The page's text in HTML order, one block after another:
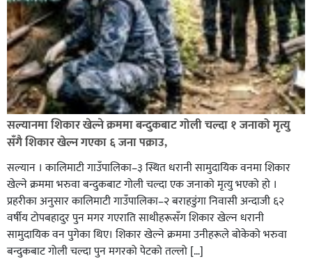
नेपाल प्रहरीमा जवानदेखि डिआईजीसम्म एक हजार ८४८ प्रहरीहरु
विभागीय कारवाहीमा,
घर–घरमा मेयर बन्छु भनेर काम गर्ने जन्मेपछि नै पालिका बन्छ :
सबिन प्रियासन चौधरी
सल्यानमा शिकार खेल्ने क्रममा बन्दुकबाट गोली चल्दा १ जनाको मृत्यु
सँगै शिकार खेल्न गएका ६ जना पक्राउ,
सल्यान । कालिमाटी गाउँपालिका–३ स्थित धरानी सामुदायिक वनमा शिकार
खेल्ने क्रममा भरुवा बन्दुकबाट गोली चल्दा एक जनाको मृत्यु भएको हो ।
प्रहरीका अनुसार कालिमाटी गाउँपालिका–२ बराहडुंगा निवासी अन्दाजी ६२
वर्षीय टोपबहादुर पुन मगर गएराति साथीहरूसँग शिकार खेल्न धरानी
सामुदायिक वन पुगेका थिए। शिकार खेल्ने क्रममा उनीहरूले बोकेको भरुवा
बन्दुकबाट गोली चल्दा पुन मगरको पेटको तल्लो […]